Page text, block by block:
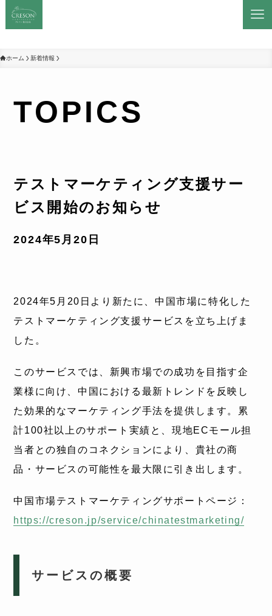
ホーム 新着情報
TOPICS
テストマーケティング支援サー
ビス開始のお知らせ
2024年5月20日
2024年5月20日より新たに、中国市場に特化した
テストマーケティング支援サービスを立ち上げま
した。
このサービスでは、新興市場での成功を目指す企
業様に向け、中国における最新トレンドを反映し
た効果的なマーケティング手法を提供します。累
計100社以上のサポート実績と、現地ECモール担
当者との独自のコネクションにより、貴社の商
品・サービスの可能性を最大限に引き出します。
中国市場テストマーケティングサポートページ：
https://creson.jp/service/chinatestmarketing/
サービスの概要